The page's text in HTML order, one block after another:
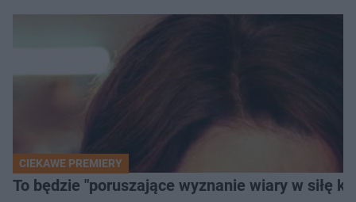
CIEKAWE PREMIERY
To będzie "poruszające wyznanie wiary w siłę